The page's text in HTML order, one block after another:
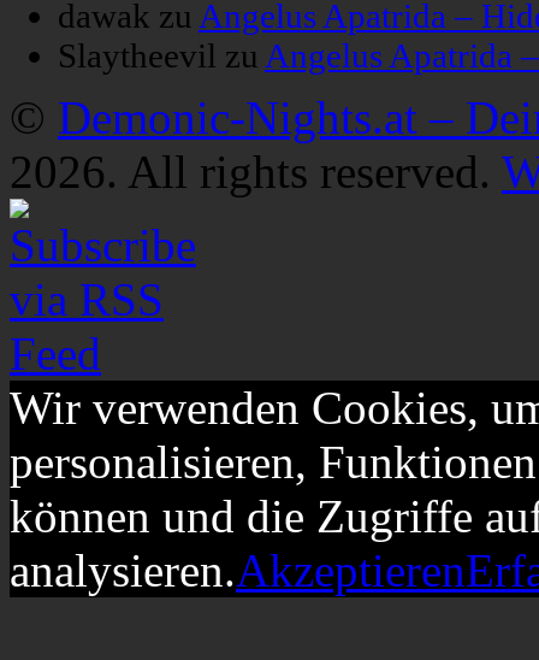
dawak zu Angelus Apatrida –
Slaytheevil zu Angelus Apatrida
© Demonic-Nights.at –
2026. All rights reserved.
Wir verwenden Cookies,
personalisieren,
können und die Zugriffe
analysieren.Akzeptieren